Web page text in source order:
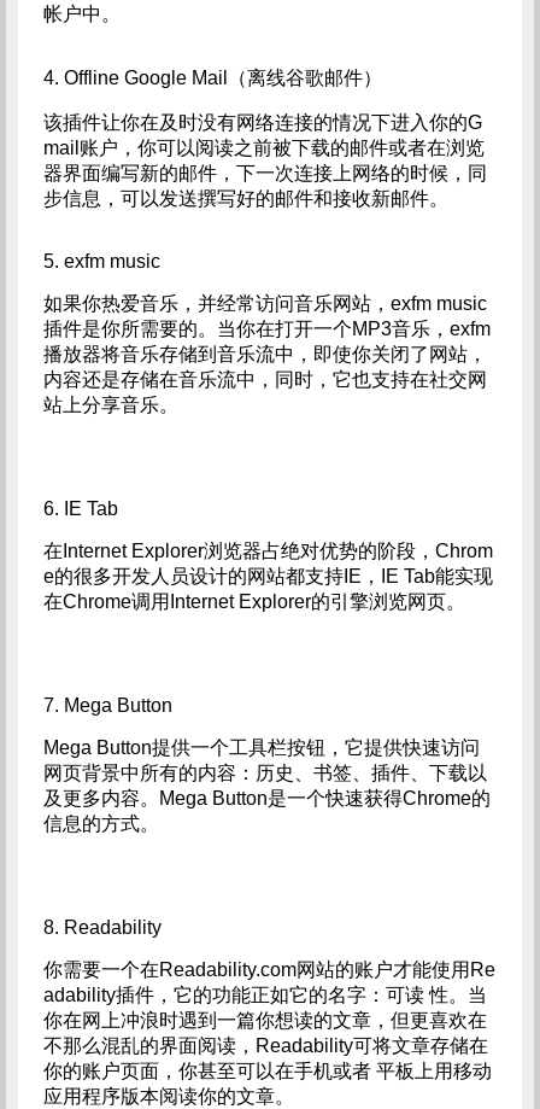
帐户中。
4. Offline Google Mail（离线谷歌邮件）
该插件让你在及时没有网络连接的情况下进入你的G
mail账户，你可以阅读之前被下载的邮件或者在浏览
器界面编写新的邮件，下一次连接上网络的时候，同
步信息，可以发送撰写好的邮件和接收新邮件。
5. exfm music
如果你热爱音乐，并经常访问音乐网站，exfm music
插件是你所需要的。当你在打开一个MP3音乐，exfm
播放器将音乐存储到音乐流中，即使你关闭了网站，
内容还是存储在音乐流中，同时，它也支持在社交网
站上分享音乐。
6. IE Tab
在Internet Explorer浏览器占绝对优势的阶段，Chrom
e的很多开发人员设计的网站都支持IE，IE Tab能实现
在Chrome调用Internet Explorer的引擎浏览网页。
7. Mega Button
Mega Button提供一个工具栏按钮，它提供快速访问
网页背景中所有的内容：历史、书签、插件、下载以
及更多内容。Mega Button是一个快速获得Chrome的
信息的方式。
8. Readability
你需要一个在Readability.com网站的账户才能使用Re
adability插件，它的功能正如它的名字：可读 性。当
你在网上冲浪时遇到一篇你想读的文章，但更喜欢在
不那么混乱的界面阅读，Readability可将文章存储在
你的账户页面，你甚至可以在手机或者 平板上用移动
应用程序版本阅读你的文章。